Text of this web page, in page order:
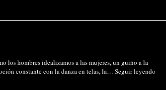
los hombres idealizamos a las mujeres, un guiño a la
constante con la danza en telas, la… Seguir leyendo